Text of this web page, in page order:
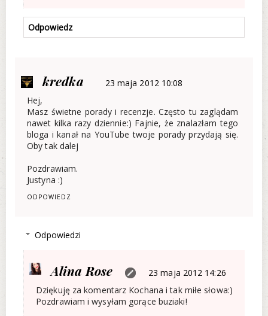
Odpowiedz
kredka
23 maja 2012 10:08
Hej,
Masz świetne porady i recenzje. Często tu zaglądam
nawet kilka razy dziennie:) Fajnie, że znalazłam tego
bloga i kanał na YouTube twoje porady przydają się.
Oby tak dalej
Pozdrawiam.
Justyna :)
ODPOWIEDZ
Odpowiedzi
Alina Rose
23 maja 2012 14:26
Dziękuję za komentarz Kochana i tak miłe słowa:)
Pozdrawiam i wysyłam gorące buziaki!